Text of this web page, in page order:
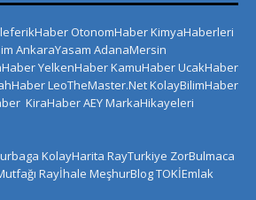
OtonomHaberKimyaHaberleri
AnkaraYasam AdanaMersin
YelkenHaberKamuHaberUcakHaber
LeoTheMaster.NetKolayBilimHaber
KiraHaberAEYMarkaHikayeleri
KolayHarita RayTurkiye ZorBulmaca
Rayİhale MeşhurBlogTOKİEmlak